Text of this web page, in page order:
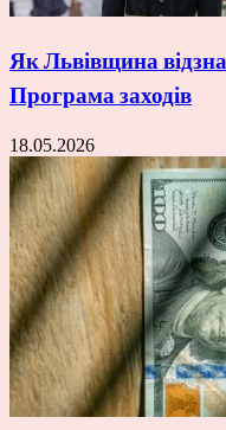
Як Львівщина
Програма заходів
18.05.2026